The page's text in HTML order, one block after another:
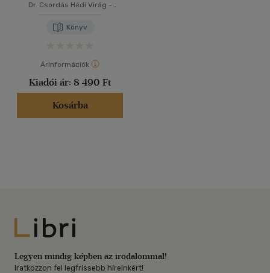
Dr. Csordás Hédi Virág -
Könyv
Árinformációk
Kiadói ár: 8 490 Ft
Kosárba
Libri
Legyen mindig képben az irodalommal!
Iratkozzon fel legfrissebb híreinkért!